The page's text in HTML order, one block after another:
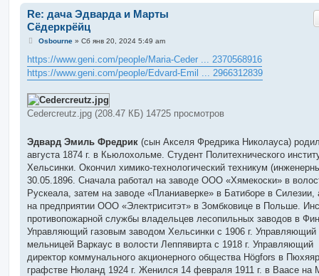
и
е
Re: дача Эдварда и Марты
Сёдеркрёйц
С
о
б
щ
е
и
е
Osbourne» Сб янв 20, 2024 5:49 am
https://www.geni.com/people/Maria-Ceder ... 2370568916
https://www.geni.com/people/Edvard-Emil ... 2966312839
Cedercreutz.jpg (208.47 КБ) 14725 просмотров
Эдвард Эмиль Фредрик (сын Акселя Фредрика Николауса)
августа 1874 г. в Кьюлохольме. Студент Политехнического
Хельсинки. Окончил химико-технологический техникум
30.05.1896. Сначала работал на заводе ООО «Хямекоски» в
Рускеала, затем на заводе «Планиаверке» в Батиборе в Силезии,
на предприятии ООО «Электриситэт» в Зомбковице в Польше.
противопожарной службы владельцев лесопильных заводов в
Управляющий газовым заводом Хельсинки с 1906 г. Управляющий
мельницей Варкаус в волости Леппявирта с 1918 г. Управляющий
директор коммунального акционерного общества Högfors в
графстве Нюланд 1924 г. Женился 14 февраля 1911 г. в Ваасе на